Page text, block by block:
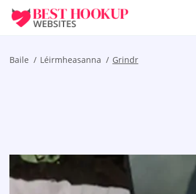
Baile Léirmheasanna Grindr